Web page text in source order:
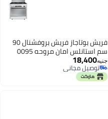
فريش بوتاجاز فريش بروفشنال 90
سم استانلس امان مروحه 0095
جنيه18,400
توصيل مجاني
توصيل مجاني